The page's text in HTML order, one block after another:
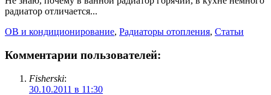
радиатор отличается...
ОВ и кондиционирование, Радиаторы отопления, Статьи
Комментарии пользователей:
Fisherski:
30.10.2011 в 11:30